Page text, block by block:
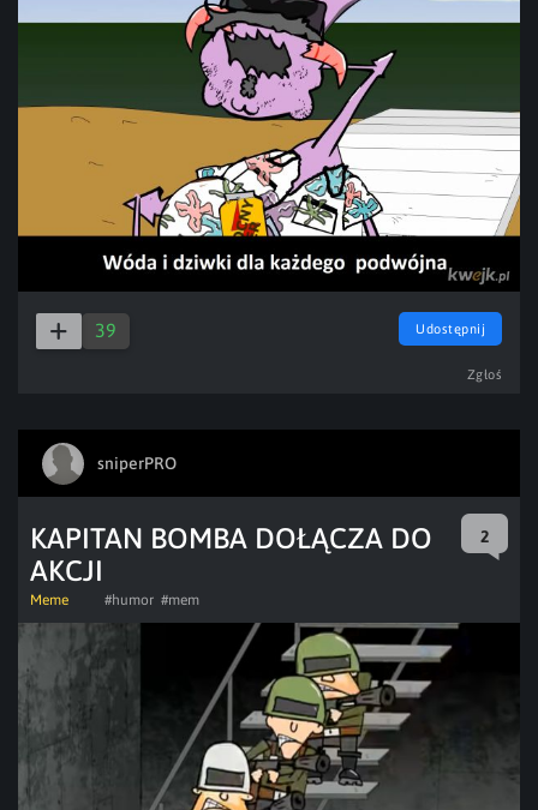
39 Udostępnij
Zgłoś
sniperPRO
KAPITAN BOMBA DOŁĄCZA DO
AKCJI
2
Meme #humor #mem